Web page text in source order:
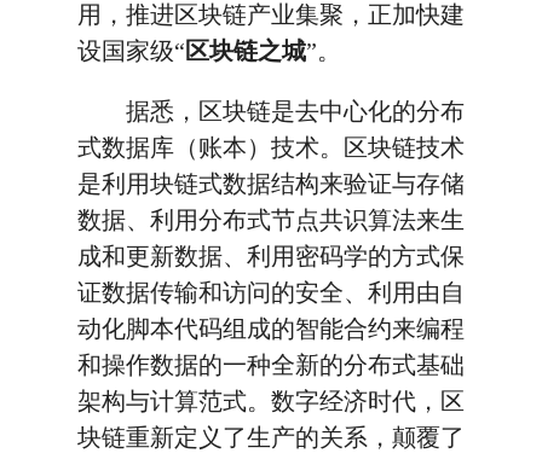
用，推进区块链产业集聚，正加快建
设国家级“区块链之城”。
据悉，区块链是去中心化的分布
式数据库（账本）技术。区块链技术
是利用块链式数据结构来验证与存储
数据、利用分布式节点共识算法来生
成和更新数据、利用密码学的方式保
证数据传输和访问的安全、利用由自
动化脚本代码组成的智能合约来编程
和操作数据的一种全新的分布式基础
架构与计算范式。数字经济时代，区
块链重新定义了生产的关系，颠覆了